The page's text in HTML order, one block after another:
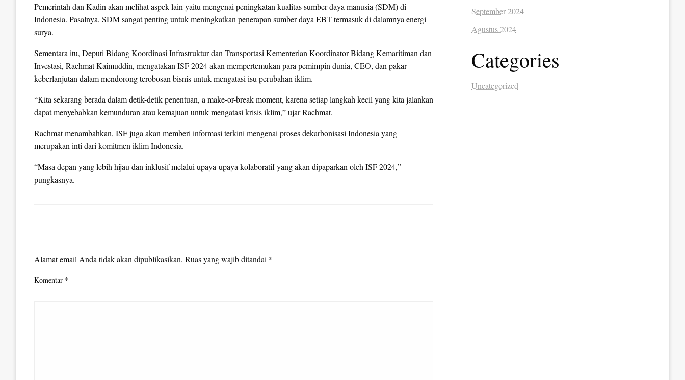
Pemerintah dan Kadin akan melihat aspek lain yaitu mengenai peningkatan kualitas sumber daya manusia (SDM) di
Indonesia. Pasalnya, SDM sangat penting untuk meningkatkan penerapan sumber daya EBT termasuk di dalamnya energi
surya.
Sementara itu, Deputi Bidang Koordinasi Infrastruktur dan Transportasi Kementerian Koordinator Bidang Kemaritiman dan
Investasi, Rachmat Kaimuddin, mengatakan ISF 2024 akan mempertemukan para pemimpin dunia, CEO, dan pakar
keberlanjutan dalam mendorong terobosan bisnis untuk mengatasi isu perubahan iklim.
“Kita sekarang berada dalam detik-detik penentuan, a make-or-break moment, karena setiap langkah kecil yang kita jalankan
dapat menyebabkan kemunduran atau kemajuan untuk mengatasi krisis iklim,” ujar Rachmat.
Rachmat menambahkan, ISF juga akan memberi informasi terkini mengenai proses dekarbonisasi Indonesia yang
merupakan inti dari komitmen iklim Indonesia.
“Masa depan yang lebih hijau dan inklusif melalui upaya-upaya kolaboratif yang akan dipaparkan oleh ISF 2024,”
pungkasnya.
Alamat email Anda tidak akan dipublikasikan. Ruas yang wajib ditandai *
Komentar *
September 2024
Agustus 2024
Categories
Uncategorized